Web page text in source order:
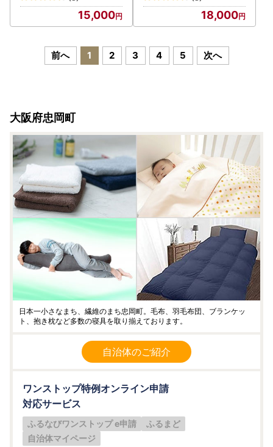
15,000 18,000
前へ 1 2 3 4 5 次へ
大阪府忠岡町
日本一小さなまち、繊維のまち忠岡町。毛布、羽毛布団、ブランケッ
ト、抱き枕など多数の寝具を取り揃えております。
自治体のご紹介
ワンストップ特例オンライン申請
対応サービス
ふるなびワンストップ e申請
ふるまど
自治体マイページ